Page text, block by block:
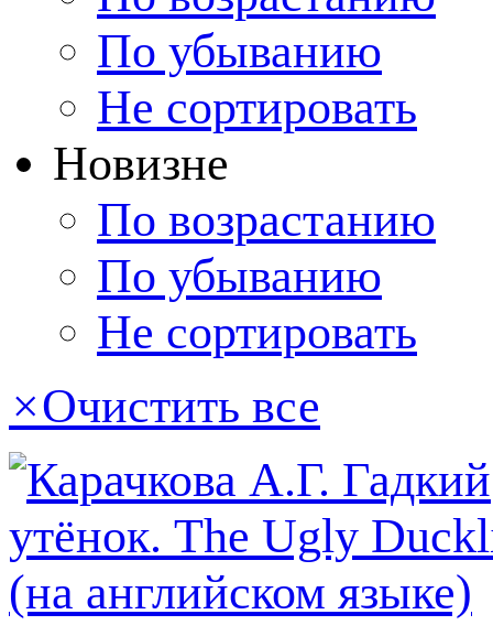
По убыванию
Не сортировать
Новизне
По возрастанию
По убыванию
Не сортировать
×Очистить все